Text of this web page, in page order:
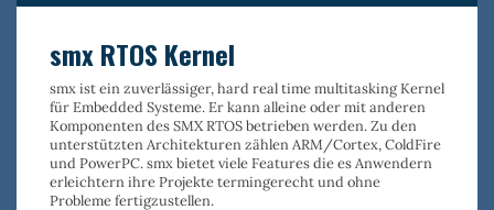
smx RTOS Kernel
smx ist ein zuverlässiger, hard real time multitasking Kernel
für Embedded Systeme. Er kann alleine oder mit anderen
Komponenten des SMX RTOS betrieben werden. Zu den
unterstützten Architekturen zählen ARM/Cortex, ColdFire
und PowerPC. smx bietet viele Features die es Anwendern
erleichtern ihre Projekte termingerecht und ohne
Probleme fertigzustellen.